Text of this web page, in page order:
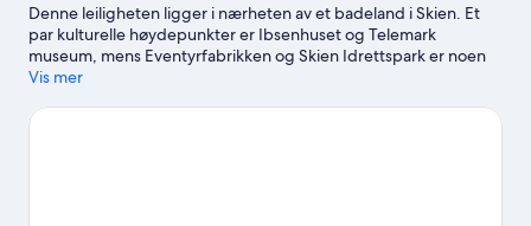
Denne leiligheten ligger i nærheten av et badeland i Skien. Et
par kulturelle høydepunkter er Ibsenhuset og Telemark
museum, mens Eventyrfabrikken og Skien Idrettspark er noen
av attraksjonene i området. Reiser du med barn? Da bør du ikke
også se om det skjer noe spennende på Skagerak Arena.
Vis mer